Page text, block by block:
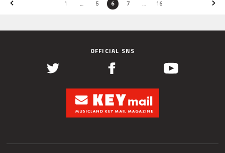
1 … 5 6 7 … 16
OFFICIAL SNS